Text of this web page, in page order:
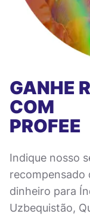
GANHE
COM
PROFEE
Indique nosso
recompensado
dinheiro para
Uzbequistão,